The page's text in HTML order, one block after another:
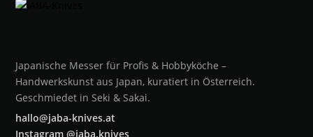
Japanische Messer für Profis & Hobbyköche –
Handwerkskunst aus Japan, kuratiert in Österreich.
Geschmiedet in Seki & Sakai.
hallo@jaba-knives.at
Instagram @jaba.knives